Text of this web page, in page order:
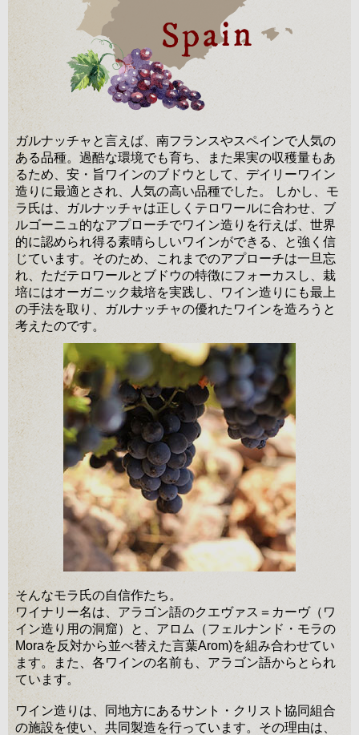
ガルナッチャと言えば、南フランスやスペインで人気の
ある品種。過酷な環境でも育ち、また果実の収穫量もあ
るため、安・旨ワインのブドウとして、デイリーワイン
造りに最適とされ、人気の高い品種でした。 しかし、モ
ラ氏は、ガルナッチャは正しくテロワールに合わせ、ブ
ルゴーニュ的なアプローチでワイン造りを行えば、世界
的に認められ得る素晴らしいワインができる、と強く信
じています。そのため、これまでのアプローチは一旦忘
れ、ただテロワールとブドウの特徴にフォーカスし、栽
培にはオーガニック栽培を実践し、ワイン造りにも最上
の手法を取り、ガルナッチャの優れたワインを造ろうと
考えたのです。
そんなモラ氏の自信作たち。
ワイナリー名は、アラゴン語のクエヴァス＝カーヴ（ワ
イン造り用の洞窟）と、アロム（フェルナンド・モラの
Moraを反対から並べ替えた言葉Arom)を組み合わせてい
ます。また、各ワインの名前も、アラゴン語からとられ
ています。
ワイン造りは、同地方にあるサント・クリスト協同組合
の施設を使い、共同製造を行っています。その理由は、